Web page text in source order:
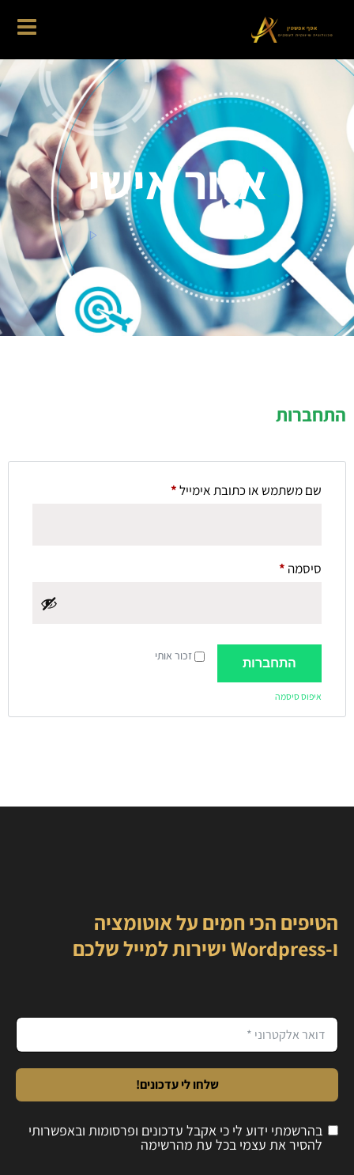
אזור אישי
התחברות
שם משתמש או כתובת אימייל*
סיסמה *
זכור אותי התחברות
איפוס סיסמה
הטיפים הכי חמים על אוטומציה
ו-Wordpress ישירות למייל שלכם
שלחו לי עדכונים!
בהרשמתי ידוע לי כי אקבל עדכונים ופרסומות ובאפשרותי
להסיר את עצמי בכל עת מהרשימה